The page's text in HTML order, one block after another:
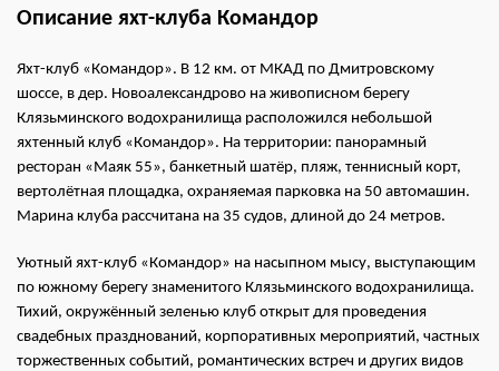
Описание яхт-клуба Командор
Яхт-клуб «Командор». В 12 км. от МКАД по Дмитровскому
шоссе, в дер. Новоалександрово на живописном берегу
Клязьминского водохранилища расположился небольшой
яхтенный клуб «Командор». На территории: панорамный
ресторан «Маяк 55», банкетный шатёр, пляж, теннисный корт,
вертолётная площадка, охраняемая парковка на 50 автомашин.
Марина клуба рассчитана на 35 судов, длиной до 24 метров.
Уютный яхт-клуб «Командор» на насыпном мысу, выступающим
по южному берегу знаменитого Клязьминского водохранилища.
Тихий, окружённый зеленью клуб открыт для проведения
свадебных празднований, корпоративных мероприятий, частных
торжественных событий, романтических встреч и других видов